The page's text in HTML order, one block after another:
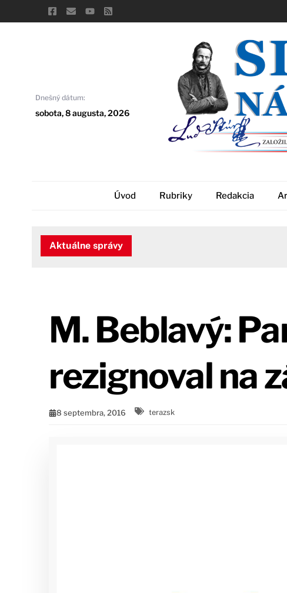
to
Dnešný dátum:
sobota, 8 augusta, 2026
Úvod Rubriky Redakcia
Aktuálne správy
M. Beblavý:
rezignoval na
8 septembra, 2016 terazsk